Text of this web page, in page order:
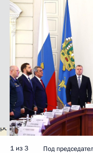
1 из 3
Под